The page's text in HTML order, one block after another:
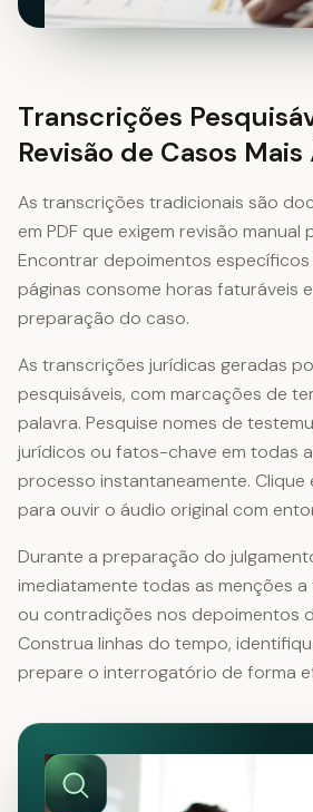
Transcrições
Revisão de Casos Mais
As transcrições tradicionais são
em PDF que exigem revisão manual
Encontrar depoimentos
páginas consome horas faturáveis
preparação do caso.
As transcrições jurídicas geradas
pesquisáveis, com marcações de
palavra. Pesquise nomes de
jurídicos ou fatos-chave em todas
processo instantaneamente.
para ouvir o áudio original com
Durante a preparação do
imediatamente todas as menções
ou contradições nos depoimentos
Construa linhas do tempo,
prepare o interrogatório de forma